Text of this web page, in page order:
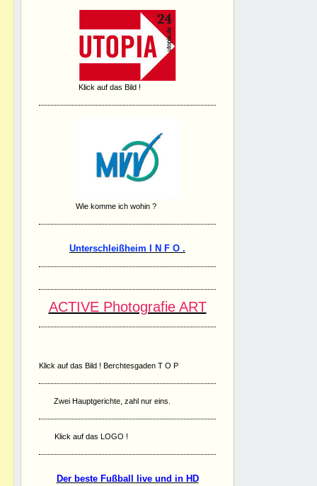
Klick auf das Bild !
Wie komme ich wohin ?
Unterschleißheim I N F O .
ACTIVE Photografie ART
Klick auf das Bild ! Berchtesgaden T O P
Zwei Hauptgerichte, zahl nur eins.
Klick auf das LOGO !
Der beste Fußball live und in HD